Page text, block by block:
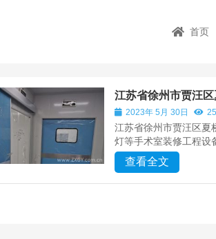
首页
江苏省徐州市贾汪
2023年 5月 30日
江苏省徐州市贾汪区夏
灯等手术室装修工程设
查看全文